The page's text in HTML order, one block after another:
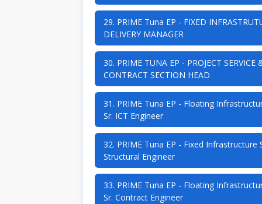
29. PRIME Tuna EP - FIXED
DELIVERY MANAGER
30. PRIME TUNA EP - PROJECT SERVICE
CONTRACT SECTION HEAD
31. PRIME Tuna EP - Floating
Sr. ICT Engineer
32. PRIME Tuna EP - Fixed Infrastructure
Structural Engineer
33. PRIME Tuna EP - Floating
Sr. Contract Engineer